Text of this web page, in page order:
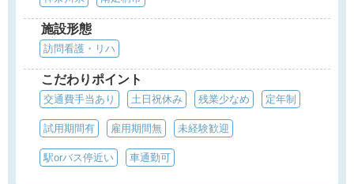
施設形態
訪問看護・リハ
こだわりポイント
交通費手当あり 土日祝休み 残業少なめ 定年制
試用期間有 雇用期間無 未経験歓迎
駅orバス停近い 車通勤可